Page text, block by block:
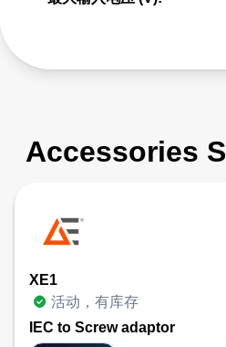
Accessories
XE1
活动，有库存
IEC to Screw adaptor